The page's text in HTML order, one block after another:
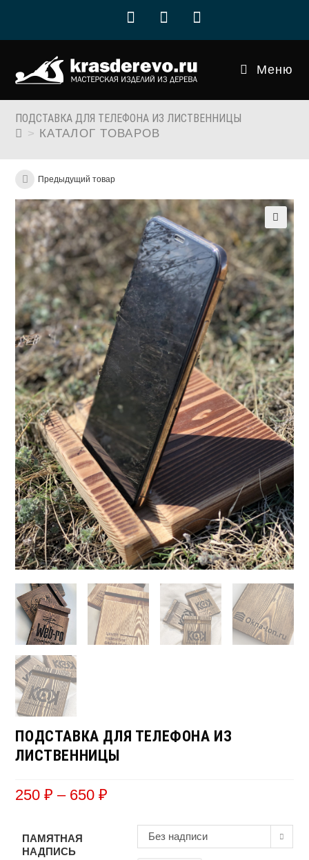
Меню
ПОДСТАВКА ДЛЯ ТЕЛЕФОНА ИЗ ЛИСТВЕННИЦЫ
> КАТАЛОГ ТОВАРОВ
Предыдущий товар
🔍
ПОДСТАВКА ДЛЯ ТЕЛЕФОНА ИЗ
ЛИСТВЕННИЦЫ
250₽ – 650₽
ПАМЯТНАЯ
НАДПИСЬ
Без надписи